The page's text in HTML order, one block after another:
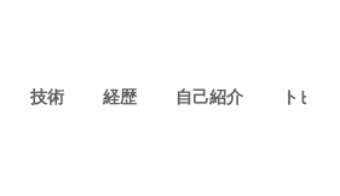
技術 経歴 自己紹介 トピッ